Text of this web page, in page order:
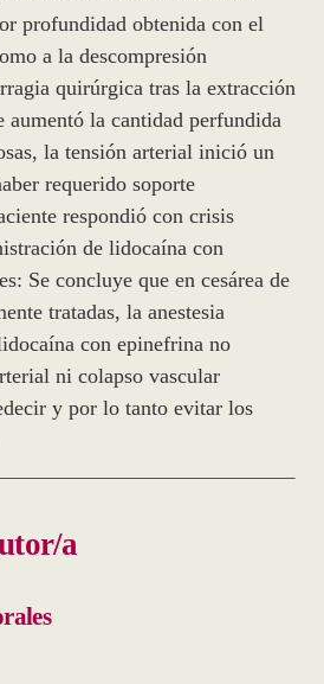
profundidad obtenida con el
a la descompresión
quirúrgica tras la extracción
la cantidad perfundida
la tensión arterial inició un
requerido soporte
respondió con crisis
de lidocaína con
Se concluye que en cesárea de
tratadas, la anestesia
con epinefrina no
ni colapso vascular
y por lo tanto evitar los
a